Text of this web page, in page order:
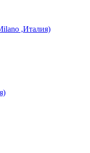
,Италия)